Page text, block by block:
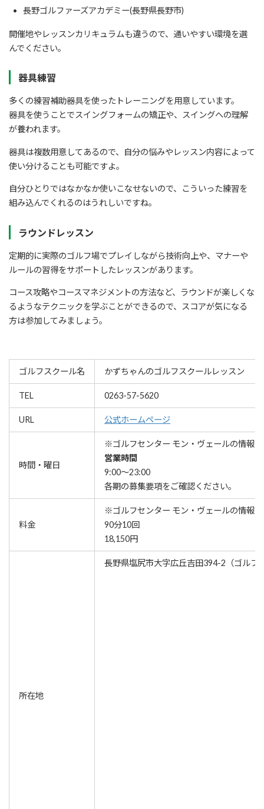
長野ゴルファーズアカデミー(長野県長野市)
開催地やレッスンカリキュラムも違うので、通いやすい環境を選
んでください。
器具練習
多くの練習補助器具を使ったトレーニングを用意しています。
器具を使うことでスイングフォームの矯正や、スイングへの理解
が養われます。
器具は複数用意してあるので、自分の悩みやレッスン内容によって
使い分けることも可能ですよ。
自分ひとりではなかなか使いこなせないので、こういった練習を
組み込んでくれるのはうれしいですね。
ラウンドレッスン
定期的に実際のゴルフ場でプレイしながら技術向上や、マナーや
ルールの習得をサポートしたレッスンがあります。
コース攻略やコースマネジメントの方法など、ラウンドが楽しくな
るようなテクニックを学ぶことができるので、スコアが気になる
方は参加してみましょう。
ゴルフスクール名 かずちゃんのゴルフスクールレッスン
TEL 0263-57-5620
URL 公式ホームページ
時間・曜日
※ゴルフセンター モン・ヴェールの情報
営業時間
9:00～23:00
各期の募集要項をご確認ください。
料金
※ゴルフセンター モン・ヴェールの情報
90分10回
18,150円
所在地
長野県塩尻市大字広丘吉田394-2（ゴルフ